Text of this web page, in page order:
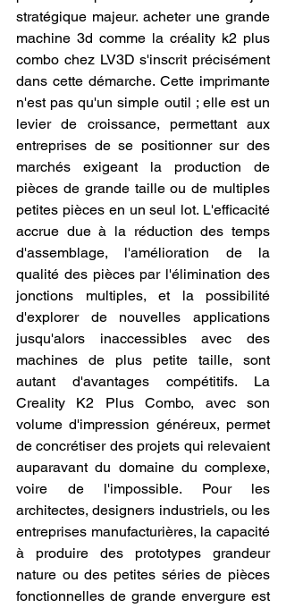
stratégique majeur. acheter une grande
machine 3d comme la créality k2 plus
combo chez LV3D s'inscrit précisément
dans cette démarche. Cette imprimante
n'est pas qu'un simple outil ; elle est un
levier de croissance, permettant aux
entreprises de se positionner sur des
marchés exigeant la production de
pièces de grande taille ou de multiples
petites pièces en un seul lot. L'efficacité
accrue due à la réduction des temps
d'assemblage, l'amélioration de la
qualité des pièces par l'élimination des
jonctions multiples, et la possibilité
d'explorer de nouvelles applications
jusqu'alors inaccessibles avec des
machines de plus petite taille, sont
autant d'avantages compétitifs. La
Creality K2 Plus Combo, avec son
volume d'impression généreux, permet
de concrétiser des projets qui relevaient
auparavant du domaine du complexe,
voire de l'impossible. Pour les
architectes, designers industriels, ou les
entreprises manufacturières, la capacité
à produire des prototypes grandeur
nature ou des petites séries de pièces
fonctionnelles de grande envergure est